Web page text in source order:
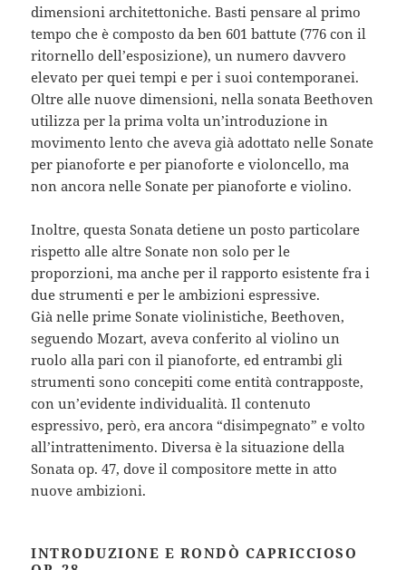
dimensioni architettoniche. Basti pensare al primo
tempo che è composto da ben 601 battute (776 con il
ritornello dell’esposizione), un numero davvero
elevato per quei tempi e per i suoi contemporanei.
Oltre alle nuove dimensioni, nella sonata Beethoven
utilizza per la prima volta un’introduzione in
movimento lento che aveva già adottato nelle Sonate
per pianoforte e per pianoforte e violoncello, ma
non ancora nelle Sonate per pianoforte e violino.
Inoltre, questa Sonata detiene un posto particolare
rispetto alle altre Sonate non solo per le
proporzioni, ma anche per il rapporto esistente fra i
due strumenti e per le ambizioni espressive.
Già nelle prime Sonate violinistiche, Beethoven,
seguendo Mozart, aveva conferito al violino un
ruolo alla pari con il pianoforte, ed entrambi gli
strumenti sono concepiti come entità contrapposte,
con un’evidente individualità. Il contenuto
espressivo, però, era ancora “disimpegnato” e volto
all’intrattenimento. Diversa è la situazione della
Sonata op. 47, dove il compositore mette in atto
nuove ambizioni.
INTRODUZIONE E RONDÒ CAPRICCIOSO